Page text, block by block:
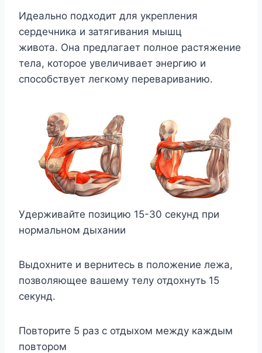
Идеально подходит для укрепления
сердечника и затягивания мышц
живота. Она предлагает полное растяжение
тела, которое увеличивает энергию и
способствует легкому перевариванию.
Удерживайте позицию 15-30 секунд при
нормальном дыхании
Выдохните и вернитесь в положение лежа,
позволяющее вашему телу отдохнуть 15
секунд.
Повторите 5 раз с отдыхом между каждым
повтором